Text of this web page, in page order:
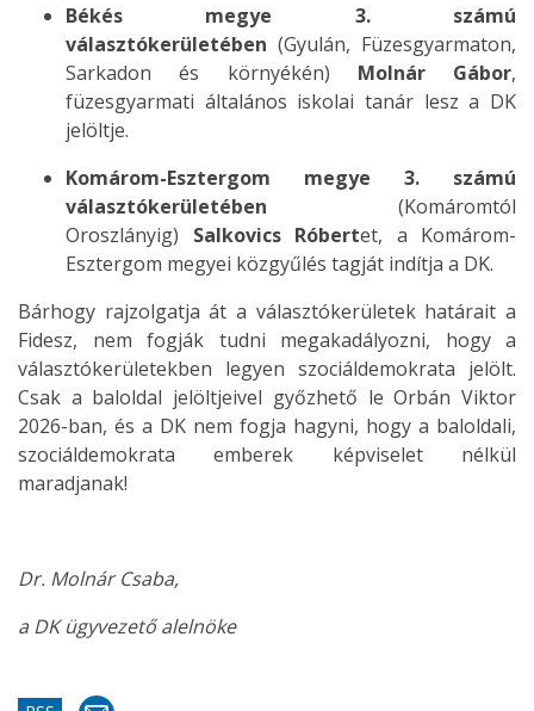
Békés megye 3. számú
választókerületében (Gyulán, Füzesgyarmaton,
Sarkadon és környékén) Molnár Gábor,
füzesgyarmati általános iskolai tanár lesz a DK
jelöltje.
Komárom-Esztergom megye 3. számú
választókerületében (Komáromtól
Oroszlányig) Salkovics Róbertet, a Komárom-
Esztergom megyei közgyűlés tagját indítja a DK.
Bárhogy rajzolgatja át a választókerületek határait a
Fidesz, nem fogják tudni megakadályozni, hogy a
választókerületekben legyen szociáldemokrata jelölt.
Csak a baloldal jelöltjeivel győzhető le Orbán Viktor
2026-ban, és a DK nem fogja hagyni, hogy a baloldali,
szociáldemokrata emberek képviselet nélkül
maradjanak!
Dr. Molnár Csaba,
a DK ügyvezető alelnöke